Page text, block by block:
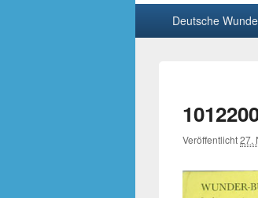
Deutsche
Veröffentlicht27.